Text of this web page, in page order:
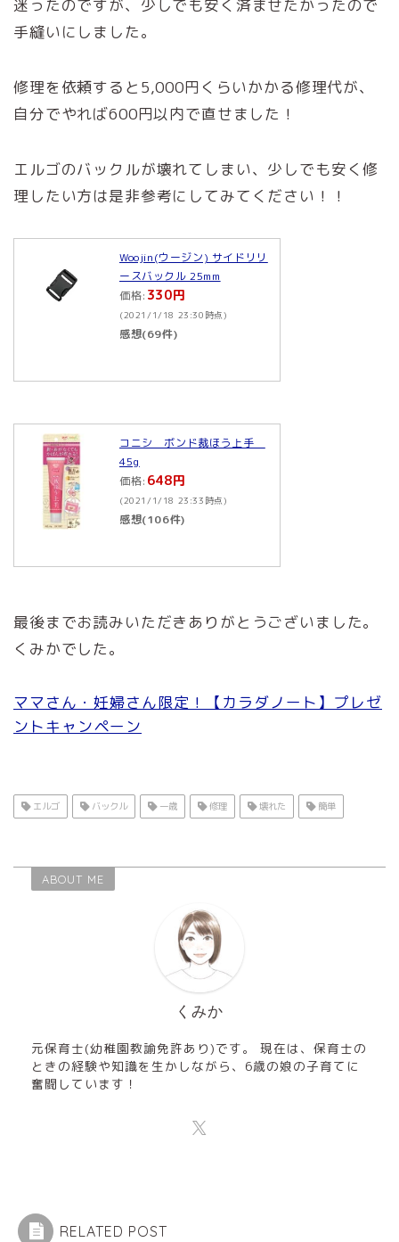
迷ったのですが、少しでも安く済ませたかったので
手縫いにしました。
修理を依頼すると5,000円くらいかかる修理代が、
自分でやれば600円以内で直せました！
エルゴのバックルが壊れてしまい、少しでも安く修
理したい方は是非参考にしてみてください！！
Woojin(ウージン) サイドリリ
ースバックル 25mm
価格: 330円
(2021/1/18 23:30時点)
感想(69件)
コニシ ボンド裁ほう上手
45g
価格: 648円
(2021/1/18 23:33時点)
感想(106件)
最後までお読みいただきありがとうございました。
くみかでした。
ママさん・妊婦さん限定！【カラダノート】プレゼ
ントキャンペーン
エルゴ バックル 一歳 修理 壊れた 簡単
ABOUT ME
くみか
元保育士(幼稚園教諭免許あり)です。 現在は、保育士の
ときの経験や知識を生かしながら、6歳の娘の子育てに
奮闘しています！
RELATED POST